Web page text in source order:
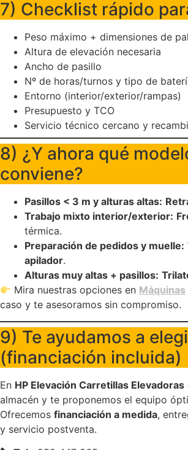
7) Checklist rápido
Peso máximo + dimensiones de
Altura de elevación necesaria
Ancho de pasillo
Nº de horas/turnos y tipo de
Entorno (interior/exterior/rampas)
Presupuesto y TCO
Servicio técnico cercano y
8) ¿Y ahora qué
conviene?
Pasillos < 3 m y alturas altas:
Trabajo mixto interior/exterior:
térmica.
Preparación de pedidos y muelle:
apilador.
Alturas muy altas + pasillos:
Mira nuestras opciones en Máquinas
caso y te asesoramos sin compromiso.
9) Te ayudamos a
(financiación incluida)
En HP Elevación Carretillas Elevadoras
almacén y te proponemos el equipo
Ofrecemos financiación a medida,
y servicio postventa.